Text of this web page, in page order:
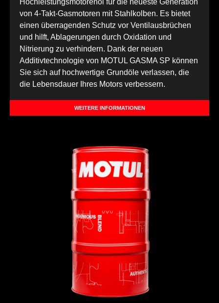
von 4-Takt-Gasmotoren mit Stahlkolben. Es bietet
einen überragenden Schutz vor Ventilausbrüchen
und hilft, Ablagerungen durch Oxidation und
Nitrierung zu verhindern. Dank der neuen
Additivtechnologie von MOTUL GASMA SP können
Sie sich auf hochwertige Grundöle verlassen, die
die Lebensdauer Ihres Motors verbessern.
WEITERE INFORMATIONEN